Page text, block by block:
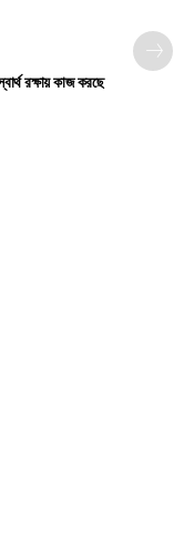
রক্ষায় কাজ করছে